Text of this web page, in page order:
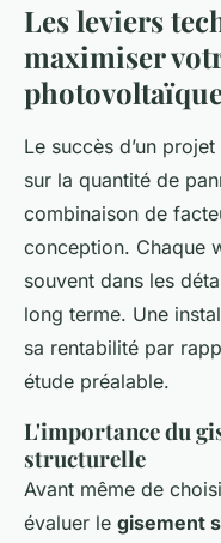
Les leviers
maximiser
Le succès d’un
sur la quantité de
combinaison de
conception. Chaque
souvent dans les
long terme. Une
sa rentabilité par
étude préalable.
L'importance du
structurelle
Avant même de
évaluer le gisement